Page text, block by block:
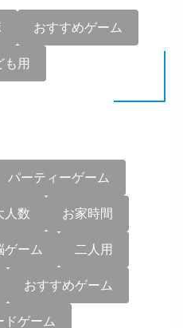
おすすめゲーム
も用
パーティーゲーム
人数 お家時間
ゲーム 二人用
おすすめゲーム
ドゲーム